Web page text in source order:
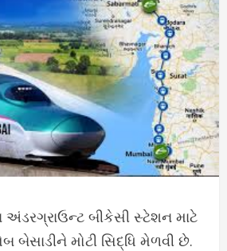
બીકેસી સ્ટેશન માટે
બેસાડીને મોટી સિદ્ધિ મેળવી છે.